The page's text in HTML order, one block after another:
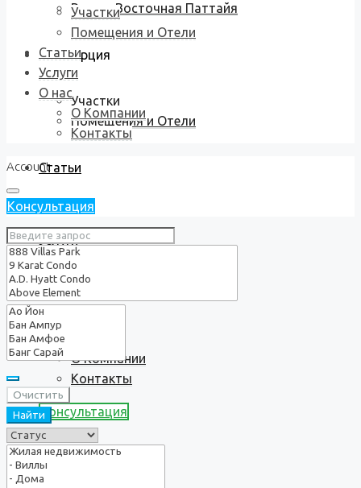
Виллы Восточная Паттайя
Коммерция
Участки
Помещения и Отели
Статьи
Услуги
О нас
О Компании
Контакты
Консультация
Участки
Помещения и Отели
Статьи
Услуги
О нас
О Компании
Контакты
Account
Консультация
Очистить
Найти